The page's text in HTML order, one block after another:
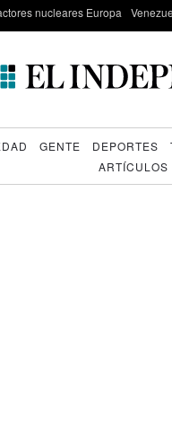
nucleares Europa
GENTE DEPORTES
ARTÍCULOS